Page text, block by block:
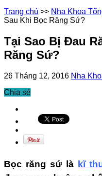
Trang chủ >> Nha Khoa
Sau Khi Bọc Răng Sứ?
Tại Sao Bị Đau
Răng Sứ?
26 Tháng 12, 2016 Nha
Chia sẻ
Bọc răng sứ là kĩ